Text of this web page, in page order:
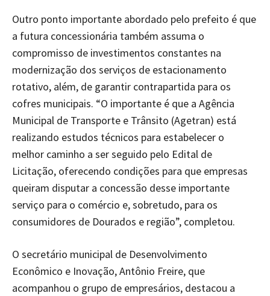
Outro ponto importante abordado pelo prefeito é que
a futura concessionária também assuma o
compromisso de investimentos constantes na
modernização dos serviços de estacionamento
rotativo, além, de garantir contrapartida para os
cofres municipais. “O importante é que a Agência
Municipal de Transporte e Trânsito (Agetran) está
realizando estudos técnicos para estabelecer o
melhor caminho a ser seguido pelo Edital de
Licitação, oferecendo condições para que empresas
queiram disputar a concessão desse importante
serviço para o comércio e, sobretudo, para os
consumidores de Dourados e região”, completou.
O secretário municipal de Desenvolvimento
Econômico e Inovação, Antônio Freire, que
acompanhou o grupo de empresários, destacou a